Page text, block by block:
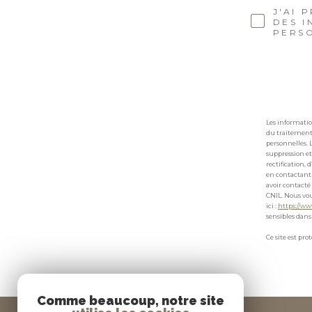
J'AI
DES
Les
du traitement
personnelles.
suppression
rectification,
en contactant
avoir contacté
CNIL. Nous
ici : https://
sensibles
Ce site est
Comme beaucoup, notre site